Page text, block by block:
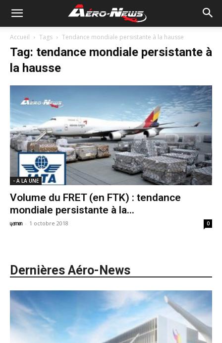
Accueil Tags Tendance mondiale persistante à la hausse
Tag: tendance mondiale persistante à
la hausse
- A LA UNE
Volume du FRET (en FTK) : tendance
mondiale persistante à la...
yamen - 1 octobre 2018 0
Dernières Aéro-News